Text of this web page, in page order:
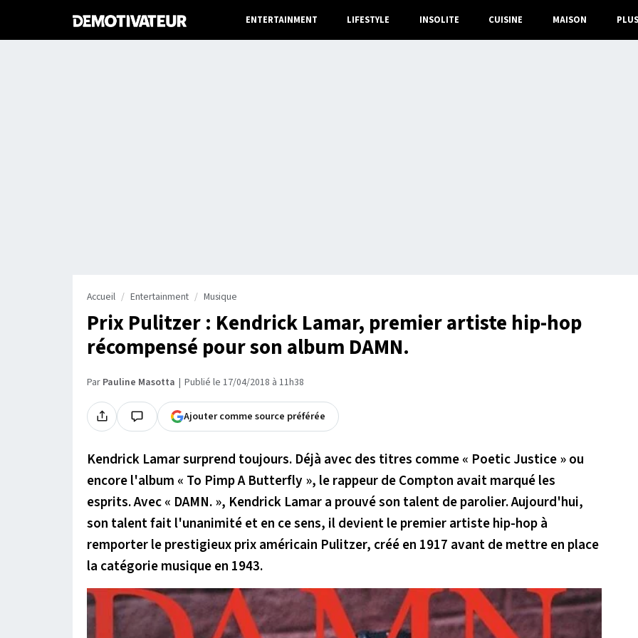
ENTERTAINMENT LIFESTYLE INSOLITE CUISINE MAISON PLUS
Accueil Entertainment Musique
Prix Pulitzer : Kendrick Lamar, premier artiste hip-hop
récompensé pour son album DAMN.
Par Pauline Masotta Publié le 17/04/2018 à 11h38
Ajouter comme source préférée
Kendrick Lamar surprend toujours. Déjà avec des titres comme « Poetic Justice » ou
encore l'album « To Pimp A Butterfly », le rappeur de Compton avait marqué les
esprits. Avec « DAMN. », Kendrick Lamar a prouvé son talent de parolier. Aujourd'hui,
son talent fait l'unanimité et en ce sens, il devient le premier artiste hip-hop à
remporter le prestigieux prix américain Pulitzer, créé en 1917 avant de mettre en place
la catégorie musique en 1943.